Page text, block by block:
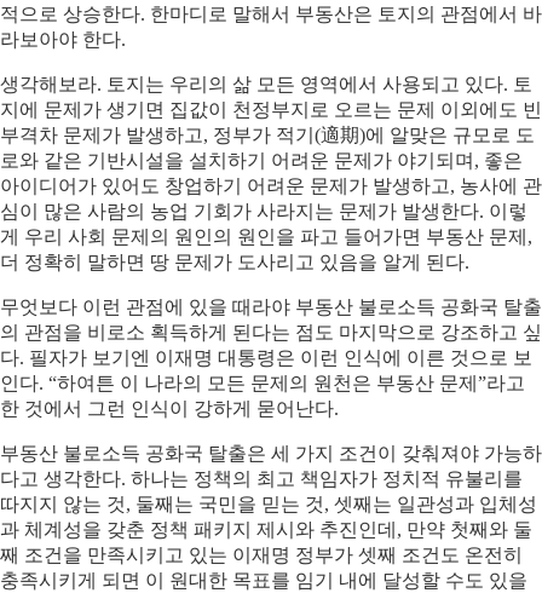
적으로 상승한다. 한마디로 말해서 부동산은 토지의 관점에서 바
라보아야 한다.
생각해보라. 토지는 우리의 삶 모든 영역에서 사용되고 있다. 토
지에 문제가 생기면 집값이 천정부지로 오르는 문제 이외에도 빈
부격차 문제가 발생하고, 정부가 적기(適期)에 알맞은 규모로 도
로와 같은 기반시설을 설치하기 어려운 문제가 야기되며, 좋은
아이디어가 있어도 창업하기 어려운 문제가 발생하고, 농사에 관
심이 많은 사람의 농업 기회가 사라지는 문제가 발생한다. 이렇
게 우리 사회 문제의 원인의 원인을 파고 들어가면 부동산 문제,
더 정확히 말하면 땅 문제가 도사리고 있음을 알게 된다.
무엇보다 이런 관점에 있을 때라야 부동산 불로소득 공화국 탈출
의 관점을 비로소 획득하게 된다는 점도 마지막으로 강조하고 싶
다. 필자가 보기엔 이재명 대통령은 이런 인식에 이른 것으로 보
인다. “하여튼 이 나라의 모든 문제의 원천은 부동산 문제”라고
한 것에서 그런 인식이 강하게 묻어난다.
부동산 불로소득 공화국 탈출은 세 가지 조건이 갖춰져야 가능하
다고 생각한다. 하나는 정책의 최고 책임자가 정치적 유불리를
따지지 않는 것, 둘째는 국민을 믿는 것, 셋째는 일관성과 입체성
과 체계성을 갖춘 정책 패키지 제시와 추진인데, 만약 첫째와 둘
째 조건을 만족시키고 있는 이재명 정부가 셋째 조건도 온전히
충족시키게 되면 이 원대한 목표를 임기 내에 달성할 수도 있을